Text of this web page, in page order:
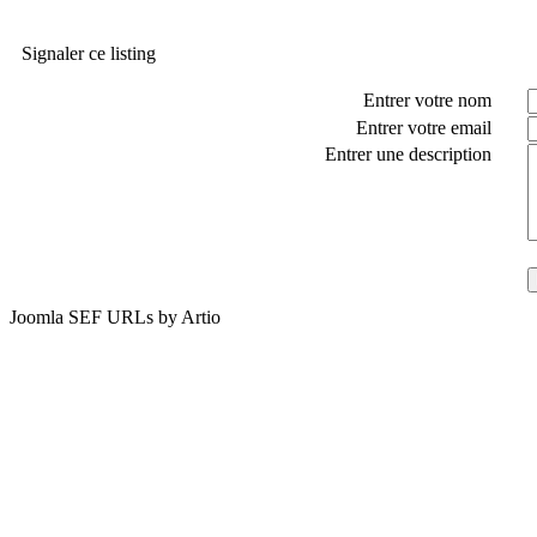
Signaler ce listing
Entrer votre nom
Entrer votre email
Entrer une description
Joomla SEF URLs by Artio